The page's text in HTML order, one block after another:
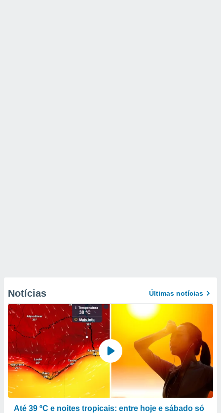
Notícias Últimas notícias
Até 39 ºC e noites tropicais: entre hoje e sábado só